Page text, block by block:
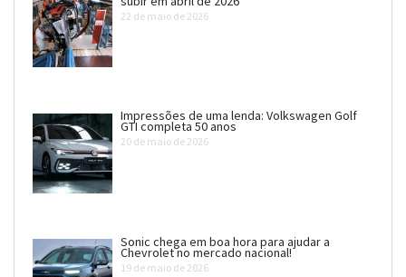
22 de maio de 2026
Impressões de uma lenda: Volkswagen Golf
GTI completa 50 anos
20 de maio de 2026
Sonic chega em boa hora para ajudar a
Chevrolet no mercado nacional!
19 de maio de 2026